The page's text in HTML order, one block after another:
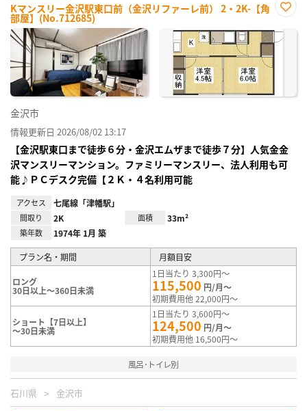
Kマンスリー金沢駅東口前（金沢リファーレ前） 2・2K-【角
部屋】(No.712685)
に入
り登
金沢市
情報更新日 2026/08/02 13:17
【金沢駅東口まで徒歩６分・金沢エムザまで徒歩７分】人気金金
沢マンスリーマンション。ファミリーマンスリー、法人利用も可
能♪ＰＣデスク完備【２Ｋ・４名利用可能
アクセス 七尾線「津幡駅」
間取り 2K 面積 33m²
築年数 1974年 1月 築
プラン名・期間 月額目安
ロング
30日以上～360日未満
1日当たり 3,300円～
115,500 円/月～
初期費用他 22,000円～
ショート【7日以上】
～30日未満
1日当たり 3,600円～
124,500 円/月～
初期費用他 16,500円～
風呂･トイレ別
石川県 金沢市